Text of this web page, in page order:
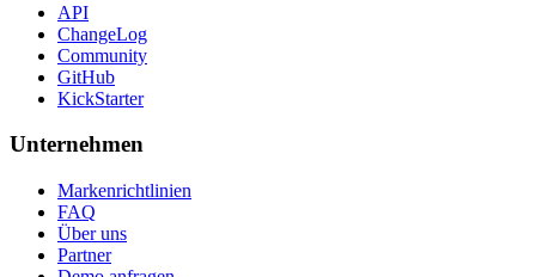
API
ChangeLog
Community
GitHub
KickStarter
Unternehmen
Markenrichtlinien
FAQ
Über uns
Partner